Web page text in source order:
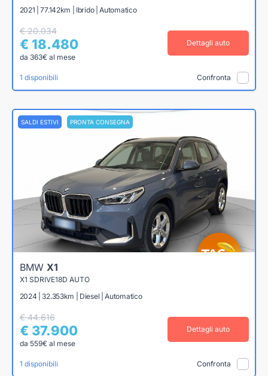
2021 | 77.142km | Ibrido | Automatico
€ 20.034
€ 18.480
da 363€ al mese
Dettagli auto
1 disponibili Confronta
SALDI ESTIVI PRONTA CONSEGNA
BMW X1
X1 SDRIVE18D AUTO
2024 | 32.353km | Diesel | Automatico
€ 44.616
€ 37.900
da 559€ al mese
Dettagli auto
1 disponibili Confronta